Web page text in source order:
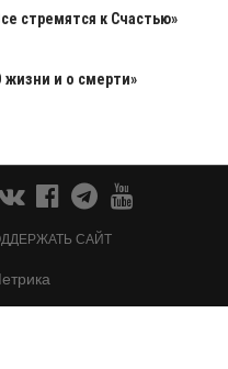
стремятся к Счастью»
жизни и о смерти»
САЙТ